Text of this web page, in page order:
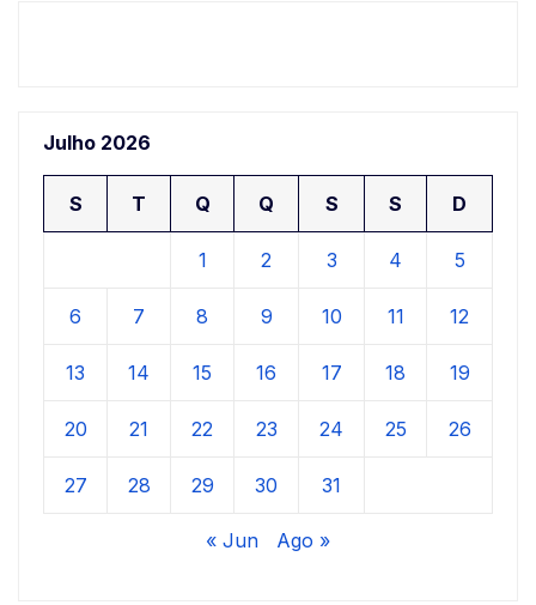
Julho 2026
S T Q Q S S D
1 2 3 4 5
6 7 8 9 10 11 12
13 14 15 16 17 18 19
20 21 22 23 24 25 26
27 28 29 30 31
« Jun Ago »